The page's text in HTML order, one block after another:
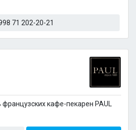
71 202-20-21
кафе-пекарен PAUL